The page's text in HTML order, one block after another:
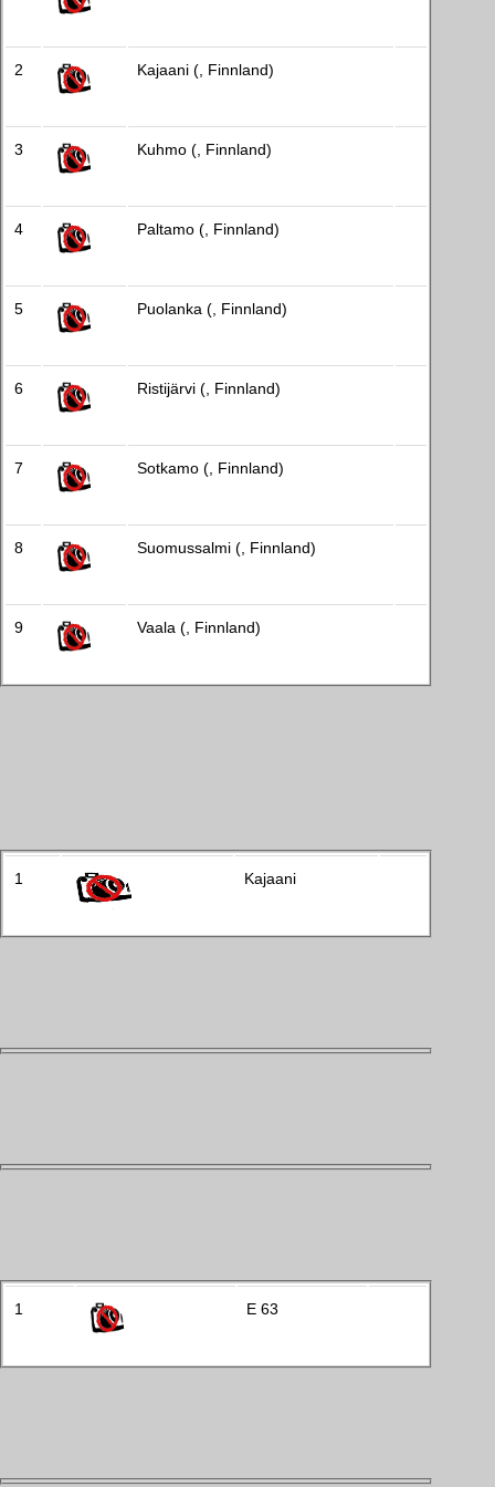
2 Kajaani (, Finnland)
3 Kuhmo (, Finnland)
4 Paltamo (, Finnland)
5 Puolanka (, Finnland)
6 Ristijärvi (, Finnland)
7 Sotkamo (, Finnland)
8 Suomussalmi (, Finnland)
9 Vaala (, Finnland)
1 Kajaani
1 E 63